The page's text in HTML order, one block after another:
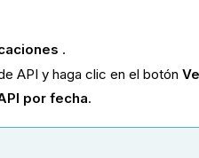
.
API y haga clic en el botón
por fecha.